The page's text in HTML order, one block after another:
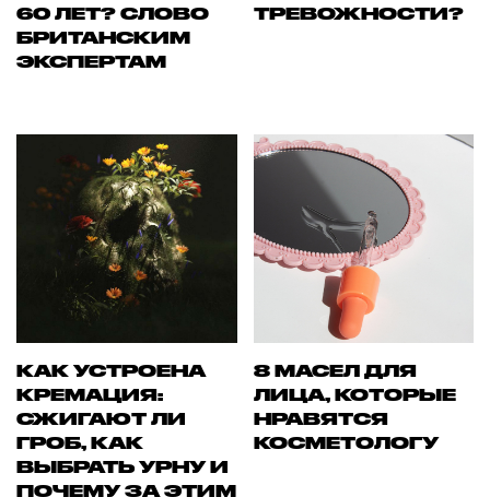
60 ЛЕТ? СЛОВО
БРИТАНСКИМ
ЭКСПЕРТАМ
ТРЕВОЖНОСТИ?
КАК УСТРОЕНА
КРЕМАЦИЯ:
СЖИГАЮТ ЛИ
ГРОБ, КАК
ВЫБРАТЬ УРНУ И
ПОЧЕМУ ЗА ЭТИМ
8 МАСЕЛ ДЛЯ
ЛИЦА, КОТОРЫЕ
НРАВЯТСЯ
КОСМЕТОЛОГУ